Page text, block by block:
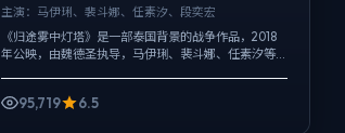
主演： 马伊琍、裴斗娜、任素汐、段奕宏
《归途雾中灯塔》是一部泰国背景的战争作品，2018
年公映，由魏德圣执导，马伊琍、裴斗娜、任素汐等
95,719 6.5